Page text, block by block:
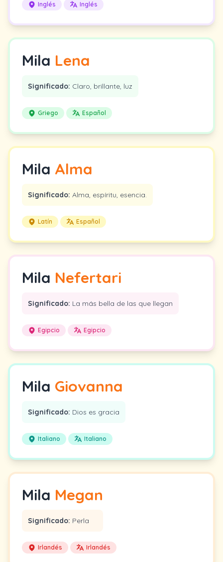
Inglés Inglés
Mila Lena
Significado: Claro, brillante, luz
Griego Español
Mila Alma
Significado: Alma, espíritu, esencia.
Latín Español
Mila Nefertari
Significado: La más bella de las que llegan
Egipcio Egipcio
Mila Giovanna
Significado: Dios es gracia
Italiano Italiano
Mila Megan
Significado: Perla
Irlandés Irlandés